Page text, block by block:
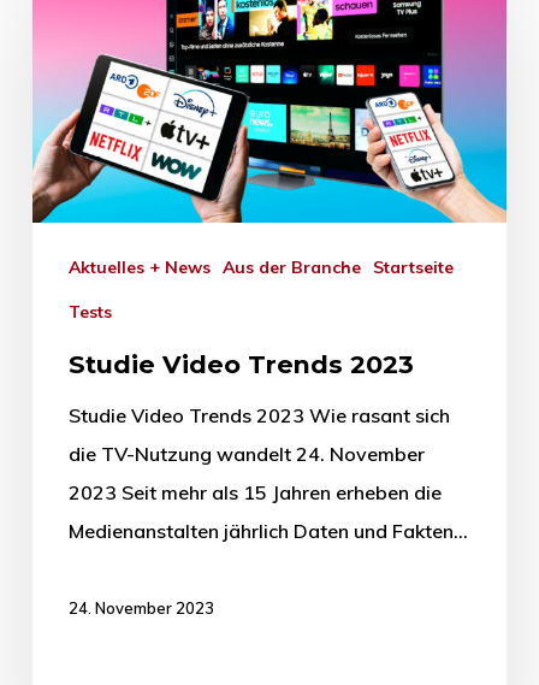
Aktuelles + News Aus der Branche Startseite
Tests
Studie Video Trends 2023
Studie Video Trends 2023 Wie rasant sich
die TV-Nutzung wandelt 24. November
2023 Seit mehr als 15 Jahren erheben die
Medienanstalten jährlich Daten und Fakten…
24. November 2023